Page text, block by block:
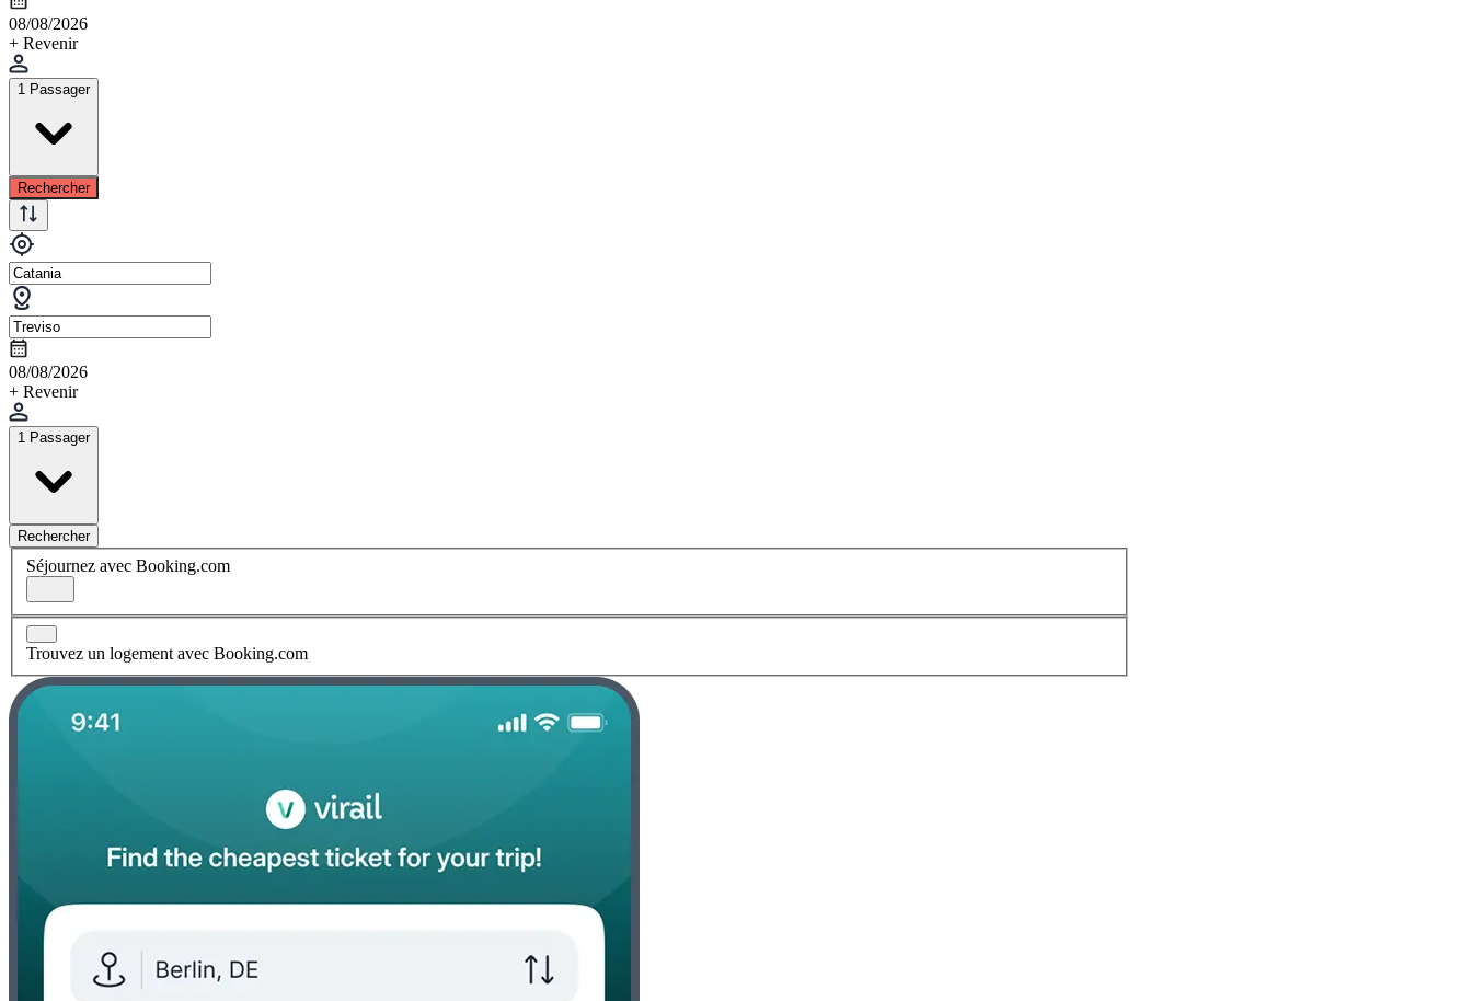
08/08/2026
+ Revenir
1 Passager
Rechercher
08/08/2026
+ Revenir
1 Passager
Rechercher
Séjournez avec Booking.com
Trouvez un logement avec Booking.com